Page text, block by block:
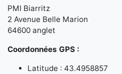
PMI Biarritz
2 Avenue Belle Marion
64600 anglet
Coordonnées GPS :
Latitude : 43.4958857